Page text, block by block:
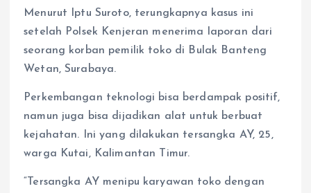
Menurut Iptu Suroto, terungkapnya kasus ini
setelah Polsek Kenjeran menerima laporan dari
seorang korban pemilik toko di Bulak Banteng
Wetan, Surabaya.
Perkembangan teknologi bisa berdampak positif,
namun juga bisa dijadikan alat untuk berbuat
kejahatan. Ini yang dilakukan tersangka AY, 25,
warga Kutai, Kalimantan Timur.
“Tersangka AY menipu karyawan toko dengan